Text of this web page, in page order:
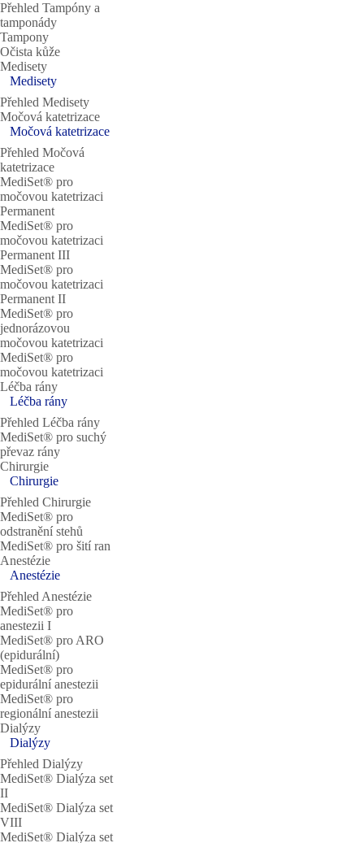
Přehled Tampóny a
tamponády
Tampony
Očista kůže
Medisety
Medisety
Přehled Medisety
Močová katetrizace
Močová katetrizace
Přehled Močová
katetrizace
MediSet® pro
močovou katetrizaci
Permanent
MediSet® pro
močovou katetrizaci
Permanent III
MediSet® pro
močovou katetrizaci
Permanent II
MediSet® pro
jednorázovou
močovou katetrizaci
MediSet® pro
močovou katetrizaci
Léčba rány
Léčba rány
Přehled Léčba rány
MediSet® pro suchý
převaz rány
Chirurgie
Chirurgie
Přehled Chirurgie
MediSet® pro
odstranění stehů
MediSet® pro šití ran
Anestézie
Anestézie
Přehled Anestézie
MediSet® pro
anestezii I
MediSet® pro ARO
(epidurální)
MediSet® pro
epidurální anestezii
MediSet® pro
regionální anestezii
Dialýzy
Dialýzy
Přehled Dialýzy
MediSet® Dialýza set
II
MediSet® Dialýza set
VIII
MediSet® Dialýza set